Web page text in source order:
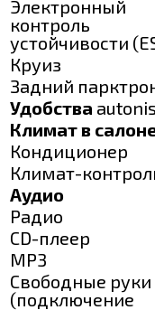
Электронный
контроль
устойчивости
Круиз
Задний
Удобства
Климат в
Кондиционер
Климат-
Аудио
Радио
CD-плеер
MP3
Свободные руки
(подключение